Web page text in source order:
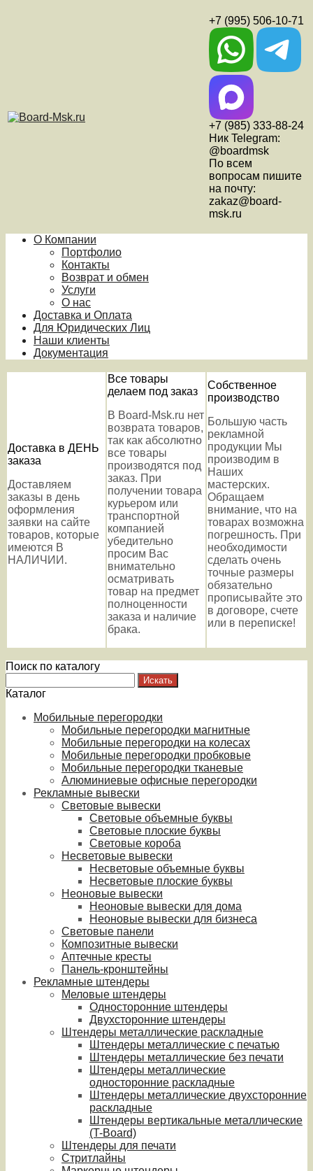
+7 (995) 506-10-71
+7 (985) 333-88-24
Ник Telegram:
@boardmsk
По всем
вопросам пишите
на почту:
zakaz@board-
msk.ru
О Компании
Портфолио
Контакты
Возврат и обмен
Услуги
О нас
Доставка и Оплата
Для Юридических Лиц
Наши клиенты
Документация
Доставка в ДЕНЬ
заказа
Доставляем
заказы в день
оформления
заявки на сайте
товаров, которые
имеются В
НАЛИЧИИ.
Все товары
делаем под заказ
В Board-Msk.ru нет
возврата товаров,
так как абсолютно
все товары
производятся под
заказ. При
получении товара
курьером или
транспортной
компанией
убедительно
просим Вас
внимательно
осматривать
товар на предмет
полноценности
заказа и наличие
брака.
Собственное
производство
Большую часть
рекламной
продукции Мы
производим в
Наших
мастерских.
Обращаем
внимание, что на
товарах возможна
погрешность. При
необходимости
сделать очень
точные размеры
обязательно
прописывайте это
в договоре, счете
или в переписке!
Поиск по каталогу
Каталог
Мобильные перегородки
Мобильные перегородки магнитные
Мобильные перегородки на колесах
Мобильные перегородки пробковые
Мобильные перегородки тканевые
Алюминиевые офисные перегородки
Рекламные вывески
Световые вывески
Световые объемные буквы
Световые плоские буквы
Световые короба
Несветовые вывески
Несветовые объемные буквы
Несветовые плоские буквы
Неоновые вывески
Неоновые вывески для дома
Неоновые вывески для бизнеса
Световые панели
Композитные вывески
Аптечные кресты
Панель-кронштейны
Рекламные штендеры
Меловые штендеры
Односторонние штендеры
Двухсторонние штендеры
Штендеры металлические раскладные
Штендеры металлические с печатью
Штендеры металлические без печати
Штендеры металлические
односторонние раскладные
Штендеры металлические двухсторонние
раскладные
Штендеры вертикальные металлические
(T-Board)
Штендеры для печати
Стритлайны